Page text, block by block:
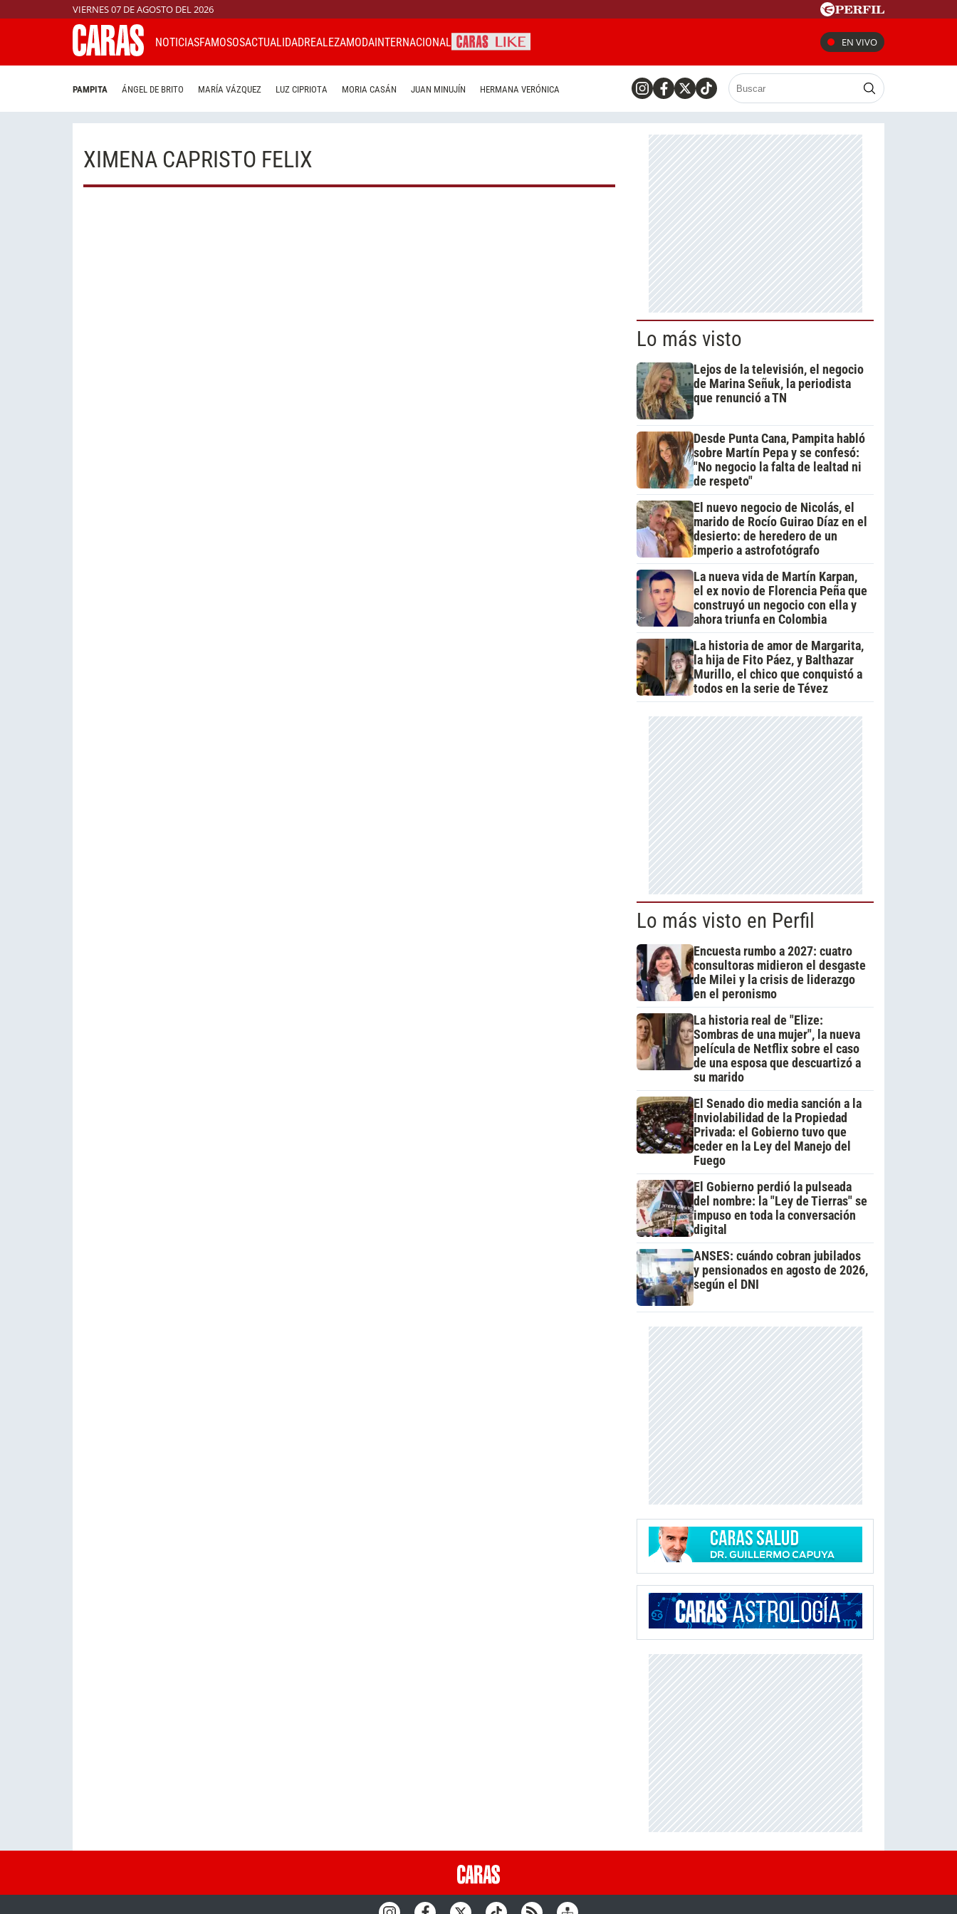
VIERNES 07 DE AGOSTO DEL 2026
NOTICIASFAMOSOSACTUALIDADREALEZAMODAINTERNACIONAL EN VIVO
PAMPITA ÁNGEL DE BRITO MARÍA VÁZQUEZ LUZ CIPRIOTA MORIA CASÁN JUAN MINUJÍN HERMANA VERÓNICA
XIMENA CAPRISTO FELIX
Lo más visto
Lejos de la televisión, el negocio
de Marina Señuk, la periodista
que renunció a TN
Desde Punta Cana, Pampita habló
sobre Martín Pepa y se confesó:
"No negocio la falta de lealtad ni
de respeto"
El nuevo negocio de Nicolás, el
marido de Rocío Guirao Díaz en el
desierto: de heredero de un
imperio a astrofotógrafo
La nueva vida de Martín Karpan,
el ex novio de Florencia Peña que
construyó un negocio con ella y
ahora triunfa en Colombia
La historia de amor de Margarita,
la hija de Fito Páez, y Balthazar
Murillo, el chico que conquistó a
todos en la serie de Tévez
Lo más visto en Perfil
Encuesta rumbo a 2027: cuatro
consultoras midieron el desgaste
de Milei y la crisis de liderazgo
en el peronismo
La historia real de "Elize:
Sombras de una mujer", la nueva
película de Netflix sobre el caso
de una esposa que descuartizó a
su marido
El Senado dio media sanción a la
Inviolabilidad de la Propiedad
Privada: el Gobierno tuvo que
ceder en la Ley del Manejo del
Fuego
El Gobierno perdió la pulseada
del nombre: la "Ley de Tierras" se
impuso en toda la conversación
digital
ANSES: cuándo cobran jubilados
y pensionados en agosto de 2026,
según el DNI